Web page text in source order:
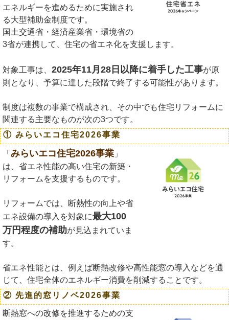
エネルギーを進めるために実施され
る大型補助金制度です。
国土交通省・経済産業省・環境省の
3省が連携して、住宅の省エネ化を支援します。
対象工事は、 2025年11月28日以降に着手した工事が原
則となり、予算に達した段階で終了する可能性があります。
制度は複数の事業で構成され、その中でも住宅リフォームに
関連する主要なものが次の3つです。
① みらいエコ住宅2026事業
「 みらいエコ住宅2026事業 」
は、省エネ性能の高い住宅の新築・
リフォームを支援するものです。
リフォームでは、断熱性の向上や省
エネ設備の導入を対象に最大100
万円程度の補助が見込まれていま
す。
省エネ性能とは、例えば断熱改修や高性能窓の導入などを通
じて、住宅全体のエネルギー消費を削減することです。
② 先進的窓リノベ2026事業
断熱窓への改修を推進するための支